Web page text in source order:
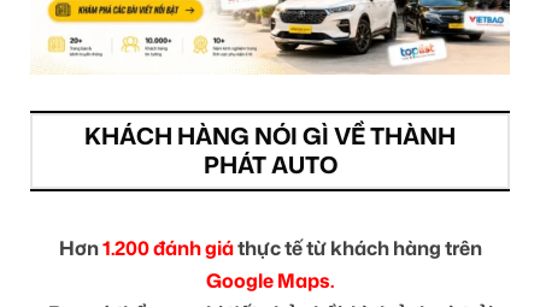
KHÁCH HÀNG NÓI GÌ VỀ THÀNH
PHÁT AUTO
Hơn1.200 đánh giáthực tế từ khách hàng trên
Google Maps.